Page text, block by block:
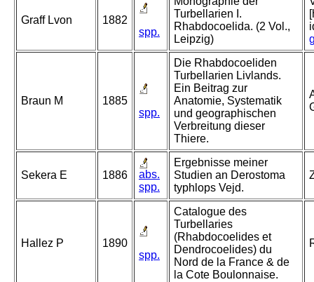
Graff Lvon
1882
spp.
Turbellarien I.
Rhabdocoelida. (2 Vol.,
Leipzig)
Braun M
1885
spp.
Die Rhabdocoeliden
Turbellarien Livlands.
Ein Beitrag zur
Anatomie, Systematik
und geographischen
Verbreitung dieser
Thiere.
Sekera E 1886
abs.
spp.
Ergebnisse meiner
Studien an Derostoma
typhlops Vejd.
Hallez P
1890
spp.
Catalogue des
Turbellaries
(Rhabdocoelides et
Dendrocoelides) du
Nord de la France & de
la Cote Boulonnaise.